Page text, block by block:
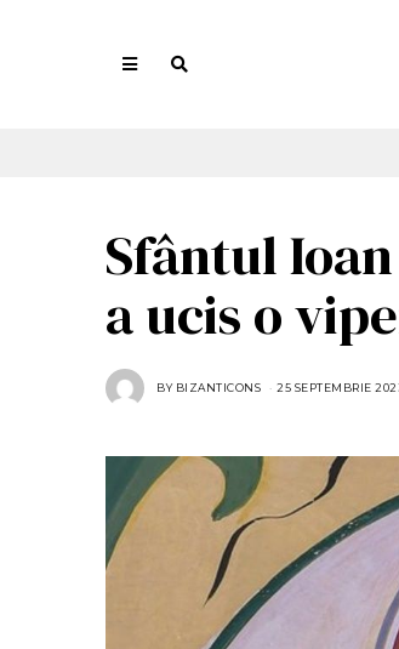
Sfântul
a ucis o
BY BIZANTICONS 25 SEPTEMBRIE